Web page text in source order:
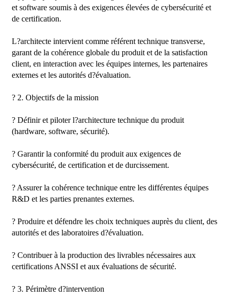
et software soumis à des exigences élevées de cybersécurité et
de certification.
L?architecte intervient comme référent technique transverse,
garant de la cohérence globale du produit et de la satisfaction
client, en interaction avec les équipes internes, les partenaires
externes et les autorités d?évaluation.
? 2. Objectifs de la mission
? Définir et piloter l?architecture technique du produit
(hardware, software, sécurité).
? Garantir la conformité du produit aux exigences de
cybersécurité, de certification et de durcissement.
? Assurer la cohérence technique entre les différentes équipes
R&D et les parties prenantes externes.
? Produire et défendre les choix techniques auprès du client, des
autorités et des laboratoires d?évaluation.
? Contribuer à la production des livrables nécessaires aux
certifications ANSSI et aux évaluations de sécurité.
? 3. Périmètre d?intervention